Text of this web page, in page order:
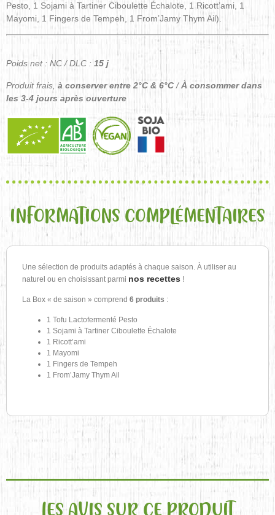
Pesto, 1 Sojami à Tartiner Ciboulette Échalote, 1 Ricott’ami, 1
Mayomi, 1 Fingers de Tempeh, 1 From’Jamy Thym Ail).
Poids net : NC / DLC : 15 j
Produit frais, à conserver entre 2°C & 6°C /À consommer dans
les 3-4 jours après ouverture
INFORMATIONS COMPLÉMENTAIRES
Une sélection de produits adaptés à chaque saison. À utiliser au
naturel ou en choisissant parmi nos recettes !
La Box « de saison » comprend 6 produits :
1 Tofu Lactofermenté Pesto
1 Sojami à Tartiner Ciboulette Échalote
1 Ricott’ami
1 Mayomi
1 Fingers de Tempeh
1 From’Jamy Thym Ail
LES AVIS SUR CE PRODUIT